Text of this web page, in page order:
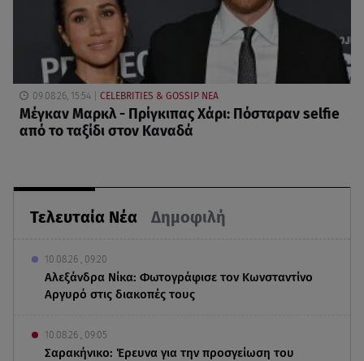
Τελευταία Νέα Δημοφιλή
10.08.26 , 09:20
Αλεξάνδρα Νίκα: Φωτογράφισε τον Κωνσταντίνο
Αργυρό στις διακοπές τους
10.08.26 , 09:05
Σαρακήνικο: Έρευνα για την προσγείωση του
09.08.26, 15:54 CELEBRITIES & GOSSIP ΝΕΑ
Μέγκαν Μαρκλ - Πρίγκιπας Χάρι: Πόσταραν selfie
από το ταξίδι στον Καναδά